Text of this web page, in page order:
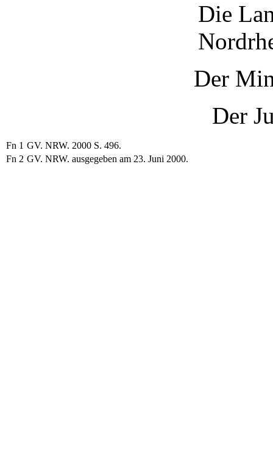
Die
Der
Der
Fn 1 GV. NRW. 2000 S. 496.
Fn 2 GV. NRW. ausgegeben am 23. Juni 2000.